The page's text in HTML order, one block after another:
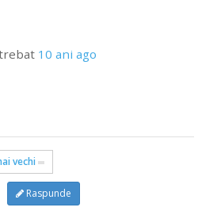
10 ani ago
vechi
Raspunde